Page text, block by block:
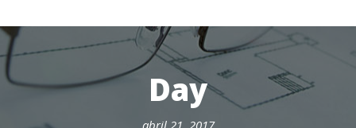
Day
abril 21, 2017